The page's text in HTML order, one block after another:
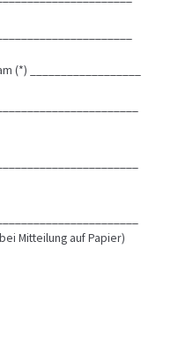
(*) __________________
Mitteilung auf Papier)